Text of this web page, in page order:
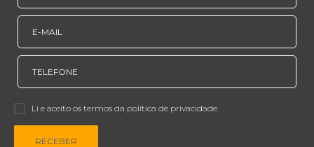
Li e aceito os termos da política de privacidade
RECEBER